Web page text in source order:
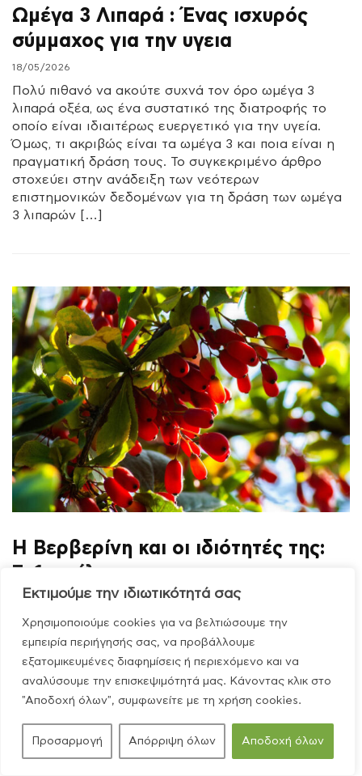
Εκτιμούμε την ιδιωτικότητά σας
Χρησιμοποιούμε cookies για να βελτιώσουμε την
εμπειρία περιήγησής σας, να προβάλλουμε
εξατομικευμένες διαφημίσεις ή περιεχόμενο και να
αναλύσουμε την επισκεψιμότητά μας. Κάνοντας κλικ στο
"Αποδοχή όλων", συμφωνείτε με τη χρήση cookies.
Προσαρμογή Απόρριψη όλων Αποδοχή όλων
Ωμέγα 3 Λιπαρά : Ένας ισχυρός
σύμμαχος για την υγεια
18/05/2026
Πολύ πιθανό να ακούτε συχνά τον όρο ωμέγα 3
λιπαρά οξέα, ως ένα συστατικό της διατροφής το
οποίο είναι ιδιαιτέρως ευεργετικό για την υγεία.
Όμως, τι ακριβώς είναι τα ωμέγα 3 και ποια είναι η
πραγματική δράση τους. Το συγκεκριμένο άρθρο
στοχεύει στην ανάδειξη των νεότερων
επιστημονικών δεδομένων για τη δράση των ωμέγα
3 λιπαρών […]
Η Βερβερίνη και οι ιδιότητές της:
7+1 οφέλη
02/06/2026
Η βερβερίνη είναι ένα συστατικό που απομονώνεται
από διάφορα είδη φυτών και έχει χαρακτηριστικό
έντονο κίτρινο χρώμα και πικρή γεύση. Τα φυτά από
τα οποία απομονώνεται κυρίως η βερβερίνη είναι τα
φυτά της οικογένειας Barberry. Είναι γεγονός, ότι
βερβερίνης στη Παραδοσιακή Κινέζικη Ιατρική, την
Ayurveda και Παραδοσιακές Ιατρικές της […]